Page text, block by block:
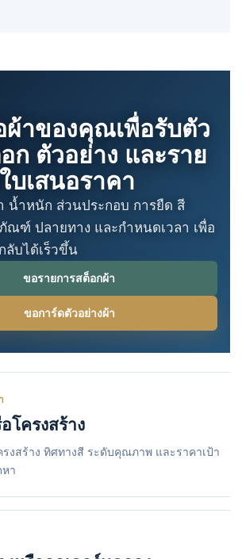
ผ้าของคุณเพื่อรับตัว
ก ตัวอย่าง และราย
บเสนอราคา
น้ำหนัก ส่วนประกอบ การยืด สี
ณฑ์ ปลายทาง และกำหนดเวลา เพื่อ
ลับได้เร็วขึ้น
ขอรายการสต็อกผ้า
ขอการ์ดตัวอย่างผ้า
โครงสร้าง
รงสร้าง ทิศทางสี ระดับคุณภาพ และราคาเป้า
า